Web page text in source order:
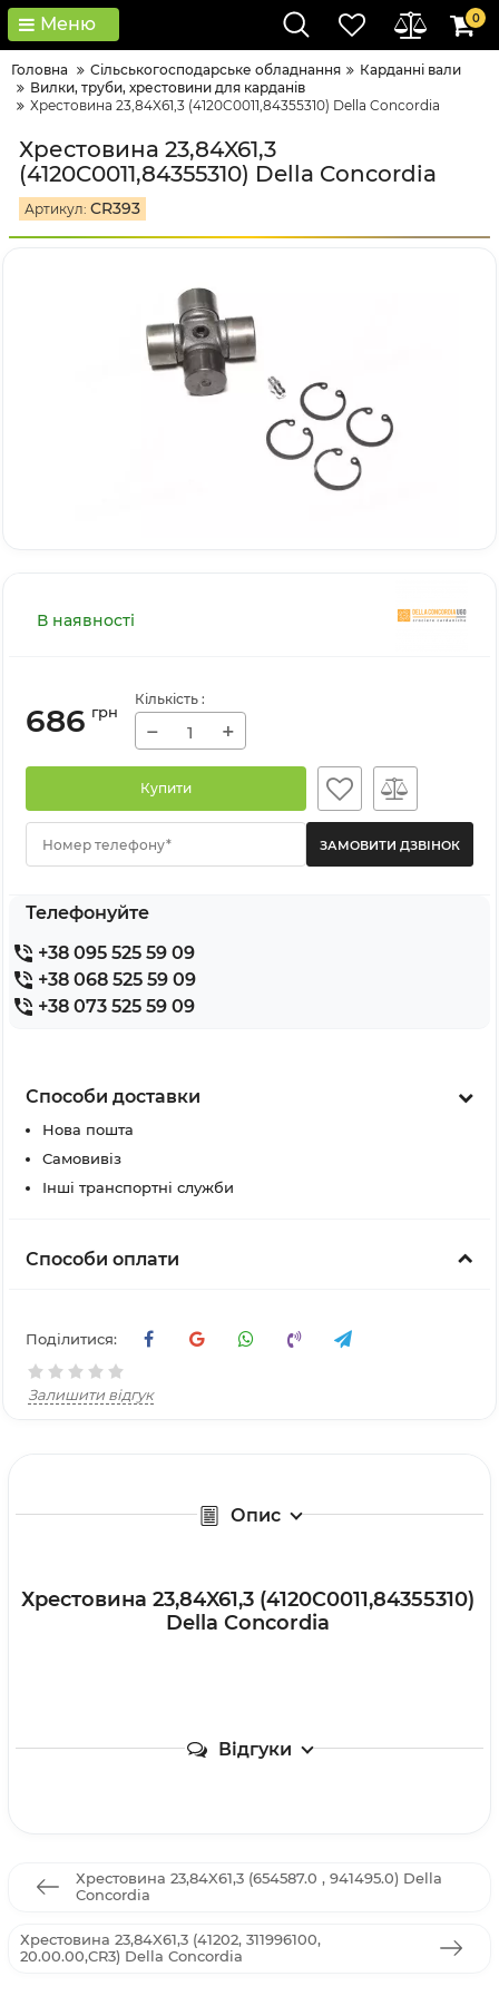
Меню 0
Головна Сільськогосподарське обладнання
Карданні вали
Вилки, труби, хрестовини для карданів
Хрестовина 23,84X61,3 (4120C0011,84355310) Della Concordia
Хрестовина 23,84X61,3
(4120C0011,84355310) Della Concordia
Артикул: CR393
В наявності
686 грн
Кількість :
− +
Купити
Номер телефону*
Телефонуйте
+38 095 525 59 09
+38 068 525 59 09
+38 073 525 59 09
Способи доставки
Нова пошта
Самовивіз
Інші транспортні служби
Способи оплати
Поділитися:
Залишити відгук
Опис
Хрестовина 23,84X61,3 (4120C0011,84355310)
Della Concordia
Відгуки
Хрестовина 23,84X61,3 (654587.0 , 941495.0) Della
Concordia
Хрестовина 23,84X61,3 (41202, 311996100,
20.00.00,CR3) Della Concordia